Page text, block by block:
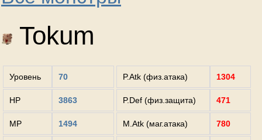
Tokum
Уровень 70
HP 3863
MP 1494
P.Atk (физ.атака) 1304
P.Def (физ.защита) 471
M.Atk (маг.атака) 780